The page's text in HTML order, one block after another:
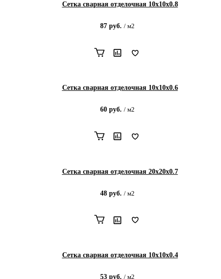
Сетка сварная отделочная 10х10х0.8
87 руб. / м2
Сетка сварная отделочная 10х10х0.6
60 руб. / м2
Сетка сварная отделочная 20х20х0.7
48 руб. / м2
Сетка сварная отделочная 10х10х0.4
53 руб. / м2